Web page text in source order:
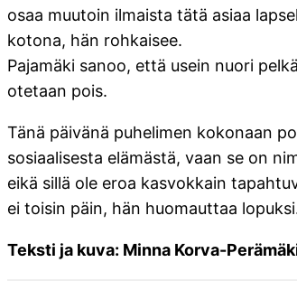
osaa muutoin ilmaista tätä asiaa
kotona, hän rohkaisee.
Pajamäki sanoo, että usein nuori
otetaan pois.
Tänä päivänä puhelimen kokonaan
sosiaalisesta elämästä, vaan se on
eikä sillä ole eroa kasvokkain
ei toisin päin, hän huomauttaa
Teksti ja kuva: Minna Korva-